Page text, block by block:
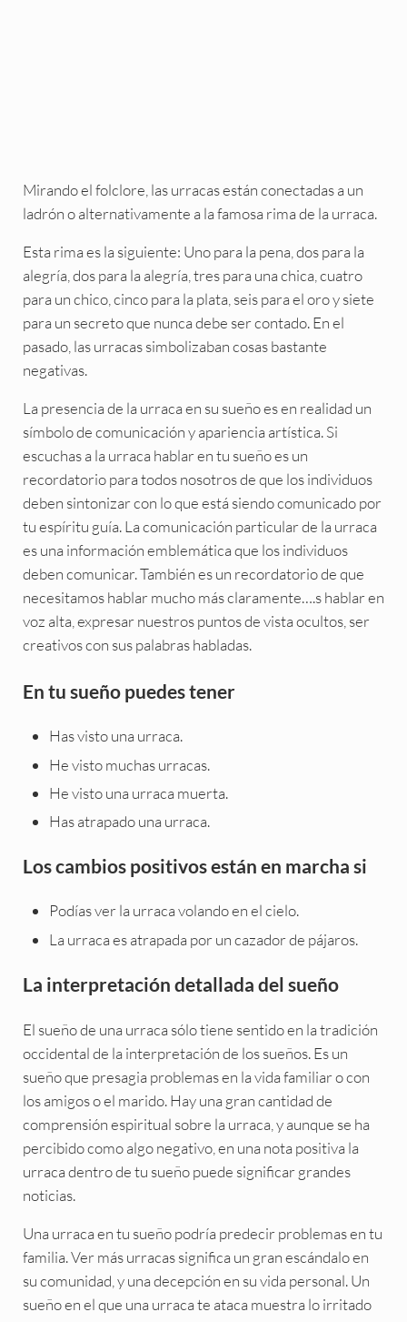
Mirando el folclore, las urracas están conectadas a un
ladrón o alternativamente a la famosa rima de la urraca.
Esta rima es la siguiente: Uno para la pena, dos para la
alegría, dos para la alegría, tres para una chica, cuatro
para un chico, cinco para la plata, seis para el oro y siete
para un secreto que nunca debe ser contado. En el
pasado, las urracas simbolizaban cosas bastante
negativas.
La presencia de la urraca en su sueño es en realidad un
símbolo de comunicación y apariencia artística. Si
escuchas a la urraca hablar en tu sueño es un
recordatorio para todos nosotros de que los individuos
deben sintonizar con lo que está siendo comunicado por
tu espíritu guía. La comunicación particular de la urraca
es una información emblemática que los individuos
deben comunicar. También es un recordatorio de que
necesitamos hablar mucho más claramente….s hablar en
voz alta, expresar nuestros puntos de vista ocultos, ser
creativos con sus palabras habladas.
En tu sueño puedes tener
Has visto una urraca.
He visto muchas urracas.
He visto una urraca muerta.
Has atrapado una urraca.
Los cambios positivos están en marcha si
Podías ver la urraca volando en el cielo.
La urraca es atrapada por un cazador de pájaros.
La interpretación detallada del sueño
El sueño de una urraca sólo tiene sentido en la tradición
occidental de la interpretación de los sueños. Es un
sueño que presagia problemas en la vida familiar o con
los amigos o el marido. Hay una gran cantidad de
comprensión espiritual sobre la urraca, y aunque se ha
percibido como algo negativo, en una nota positiva la
urraca dentro de tu sueño puede significar grandes
noticias.
Una urraca en tu sueño podría predecir problemas en tu
familia. Ver más urracas significa un gran escándalo en
su comunidad, y una decepción en su vida personal. Un
sueño en el que una urraca te ataca muestra lo irritado